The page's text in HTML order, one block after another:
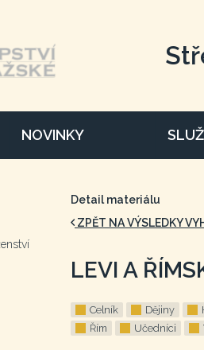
NOVINKY
Detail materiálu
ZPĚT NA VÝSLEDKY
LEVI A
Celník Dějiny
Řím
Učedníci